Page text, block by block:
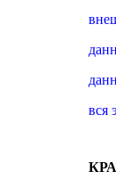
вся